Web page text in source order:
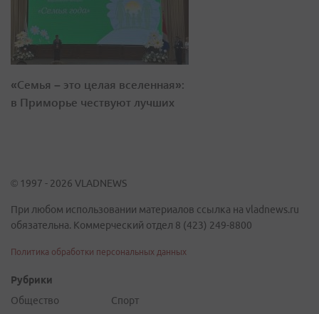
«Семья – это целая вселенная»:
в Приморье чествуют лучших
© 1997 - 2026 VLADNEWS
При любом использовании материалов ссылка на vladnews.ru
обязательна. Коммерческий отдел 8 (423) 249-8800
Политика обработки персональных данных
Рубрики
Общество
Спорт